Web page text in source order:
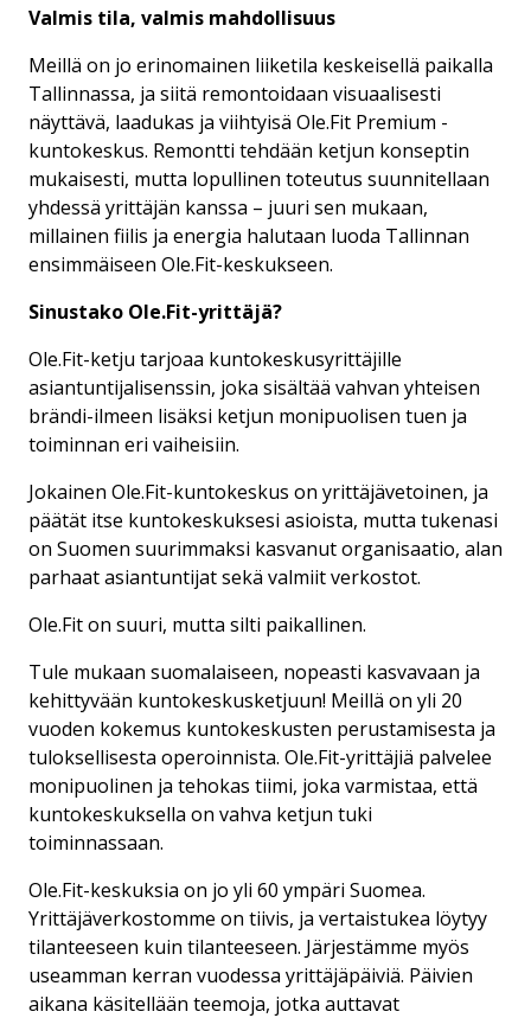
Valmis tila, valmis mahdollisuus
Meillä on jo erinomainen liiketila keskeisellä paikalla
Tallinnassa, ja siitä remontoidaan visuaalisesti
näyttävä, laadukas ja viihtyisä Ole.Fit Premium -
kuntokeskus. Remontti tehdään ketjun konseptin
mukaisesti, mutta lopullinen toteutus suunnitellaan
yhdessä yrittäjän kanssa – juuri sen mukaan,
millainen fiilis ja energia halutaan luoda Tallinnan
ensimmäiseen Ole.Fit-keskukseen.
Sinustako Ole.Fit-yrittäjä?
Ole.Fit-ketju tarjoaa kuntokeskusyrittäjille
asiantuntijalisenssin, joka sisältää vahvan yhteisen
brändi-ilmeen lisäksi ketjun monipuolisen tuen ja
toiminnan eri vaiheisiin.
Jokainen Ole.Fit-kuntokeskus on yrittäjävetoinen, ja
päätät itse kuntokeskuksesi asioista, mutta tukenasi
on Suomen suurimmaksi kasvanut organisaatio, alan
parhaat asiantuntijat sekä valmiit verkostot.
Ole.Fit on suuri, mutta silti paikallinen.
Tule mukaan suomalaiseen, nopeasti kasvavaan ja
kehittyvään kuntokeskusketjuun! Meillä on yli 20
vuoden kokemus kuntokeskusten perustamisesta ja
tuloksellisesta operoinnista. Ole.Fit-yrittäjiä palvelee
monipuolinen ja tehokas tiimi, joka varmistaa, että
kuntokeskuksella on vahva ketjun tuki
toiminnassaan.
Ole.Fit-keskuksia on jo yli 60 ympäri Suomea.
Yrittäjäverkostomme on tiivis, ja vertaistukea löytyy
tilanteeseen kuin tilanteeseen. Järjestämme myös
useamman kerran vuodessa yrittäjäpäiviä. Päivien
aikana käsitellään teemoja, jotka auttavat